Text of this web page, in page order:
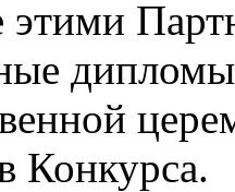
этими
Конкурса.